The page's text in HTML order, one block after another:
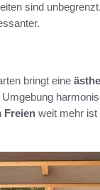
sind
bringt eine
Freien weit mehr ist